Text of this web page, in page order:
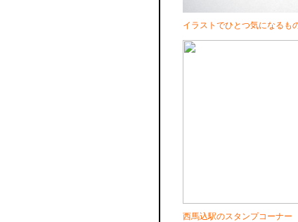
イラストでひとつ気になるも
西馬込駅のスタンプコーナー